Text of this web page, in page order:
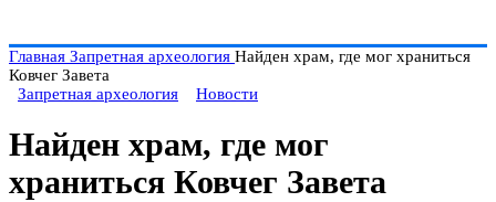
Главная Запретная археология Найден храм, где мог храниться
Ковчег Завета
Запретная археология
Новости
Найден храм, где мог
храниться Ковчег Завета